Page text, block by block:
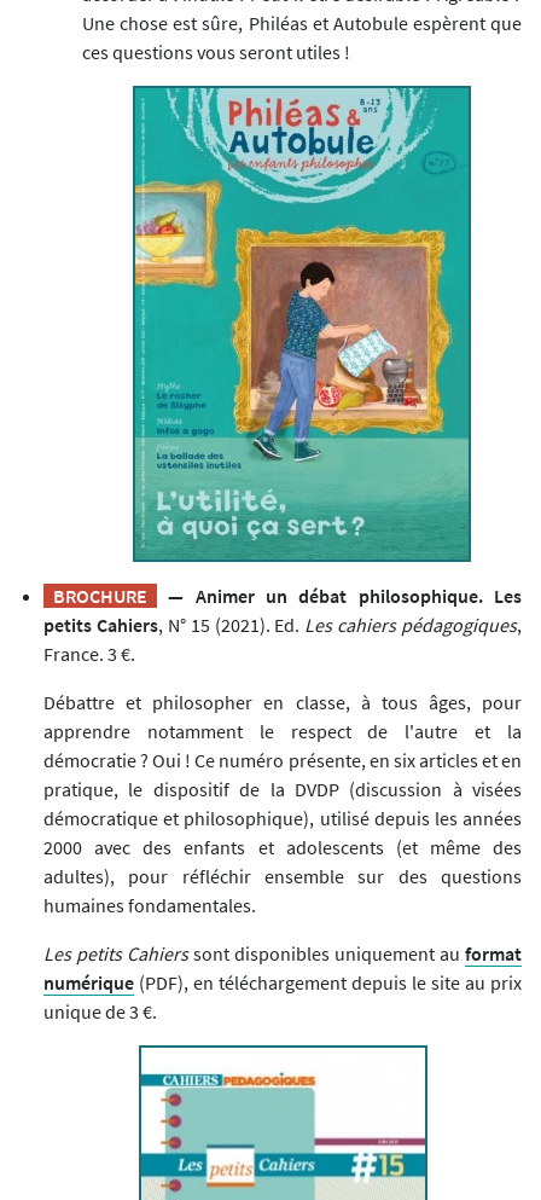
Une chose est sûre, Philéas et Autobule espèrent que
ces questions vous seront utiles !
BROCHURE
— Animer un débat philosophique. Les
petits Cahiers, N° 15 (2021). Ed. Les cahiers pédagogiques,
France. 3 €.
Débattre et philosopher en classe, à tous âges, pour
apprendre notamment le respect de l'autre et la
démocratie ? Oui ! Ce numéro présente, en six articles et en
pratique, le dispositif de la DVDP (discussion à visées
démocratique et philosophique), utilisé depuis les années
2000 avec des enfants et adolescents (et même des
adultes), pour réfléchir ensemble sur des questions
humaines fondamentales.
Les petits Cahierssont disponibles uniquement au format
numérique (PDF), en téléchargement depuis le site au prix
unique de 3 €.